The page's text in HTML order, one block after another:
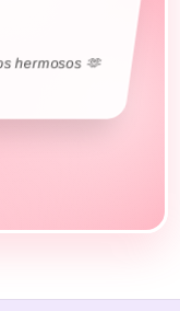
hermosos 🫶